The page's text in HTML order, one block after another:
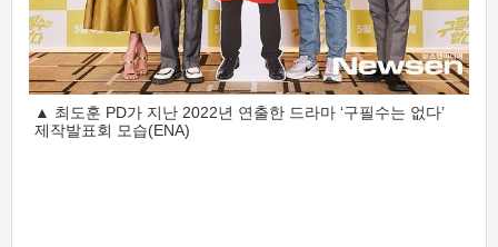
▲ 최도훈 PD가 지난 2022년 연출한 드라마 ‘구필수는 없다’
제작발표회 모습(ENA)